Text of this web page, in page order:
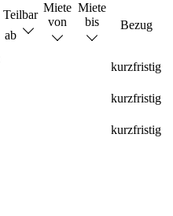
Teilbar
ab
Miete
von
Miete
bis
Bezug
kurzfristig
kurzfristig
kurzfristig